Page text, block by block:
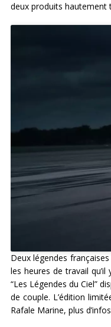
deux produits hautement
Deux légendes
les heures de travail
“Les Légendes du Ciel”
de couple. L’édition
Rafale Marine, plus